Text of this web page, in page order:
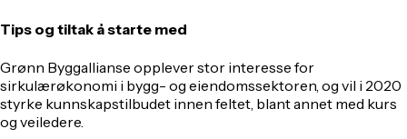
Tips og tiltak å starte med
Grønn Byggallianse opplever stor interesse for
sirkulærøkonomi i bygg- og eiendomssektoren, og vil i 2020
styrke kunnskapstilbudet innen feltet, blant annet med kurs
og veiledere.